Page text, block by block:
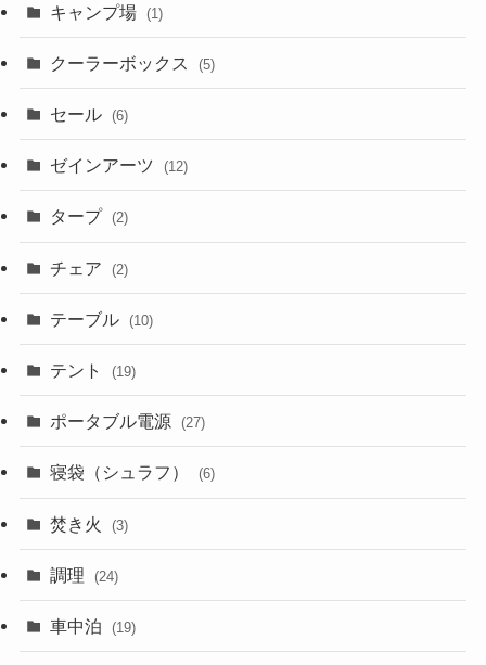
キャンプ場 (1)
クーラーボックス (5)
セール (6)
ゼインアーツ (12)
タープ (2)
チェア (2)
テーブル (10)
テント (19)
ポータブル電源 (27)
寝袋（シュラフ） (6)
焚き火 (3)
調理 (24)
車中泊 (19)